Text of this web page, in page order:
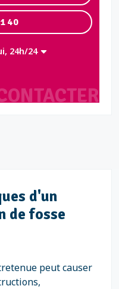
40
24h/24
d'un
de fosse
peut causer